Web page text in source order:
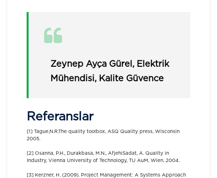
Zeynep Ayça Gürel, Elektrik
Mühendisi, Kalite Güvence
Referanslar
[1] Tague,N.R.The quality toolbox, ASQ Quality press, Wisconsin
2005.
[2] Osanna, P.H., Durakbasa, M.N., AfjehiSadat, A. Quality in
Industry, Vienna University of Technology, TU AuM, Wien, 2004.
[3] Kerzner, H. (2009). Project Management: A Systems Approach